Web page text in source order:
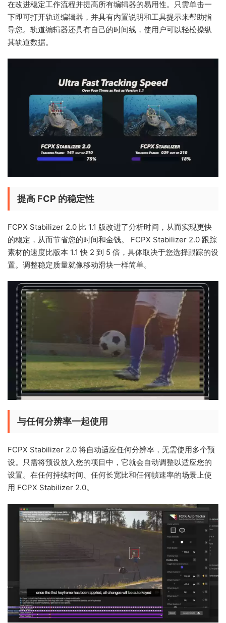
在改进稳定工作流程并提高所有编辑器的易用性。只需单击一
下即可打开轨道编辑器，并具有内置说明和工具提示来帮助指
导您。轨道编辑器还具有自己的时间线，使用户可以轻松操纵
其轨道数据。
提高 FCP 的稳定性
FCPX Stabilizer 2.0 比 1.1 版改进了分析时间，从而实现更快
的稳定，从而节省您的时间和金钱。 FCPX Stabilizer 2.0 跟踪
素材的速度比版本 1.1 快 2 到 5 倍，具体取决于您选择跟踪的设
置。调整稳定质量就像移动滑块一样简单。
与任何分辨率一起使用
FCPX Stabilizer 2.0 将自动适应任何分辨率，无需使用多个预
设。只需将预设放入您的项目中，它就会自动调整以适应您的
设置。在任何持续时间、任何长宽比和任何帧速率的场景上使
用 FCPX Stabilizer 2.0。